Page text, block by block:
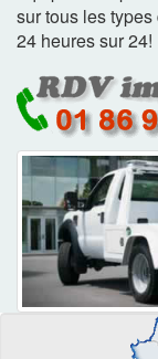
sur tous les
24 heures sur 24!